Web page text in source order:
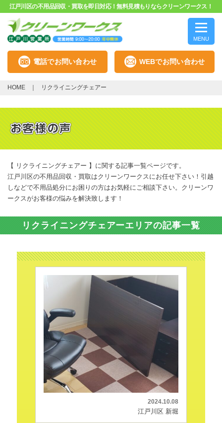
江戸川区の不用品回収・買取を即日対応！無料見積もりならクリーンワークス！
MENU
電話でお問い合わせ WEBでお問い合わせ
HOME リクライニングチェアー
【 リクライニングチェアー 】に関する記事一覧ページです。
江戸川区の不用品回収・買取はクリーンワークスにお任せ下さい！引越
しなどで不用品処分にお困りの方はお気軽にご相談下さい。クリーンワ
ークスがお客様の悩みを解決致します！
リクライニングチェアーエリアの記事一覧
2024.10.08
江戸川区 新堀